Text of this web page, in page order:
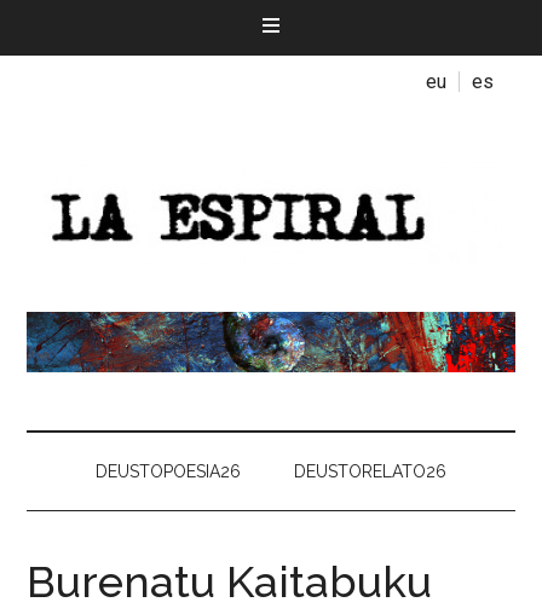
eu es
DEUSTOPOESIA26 DEUSTORELATO26
Burenatu Kaitabuku